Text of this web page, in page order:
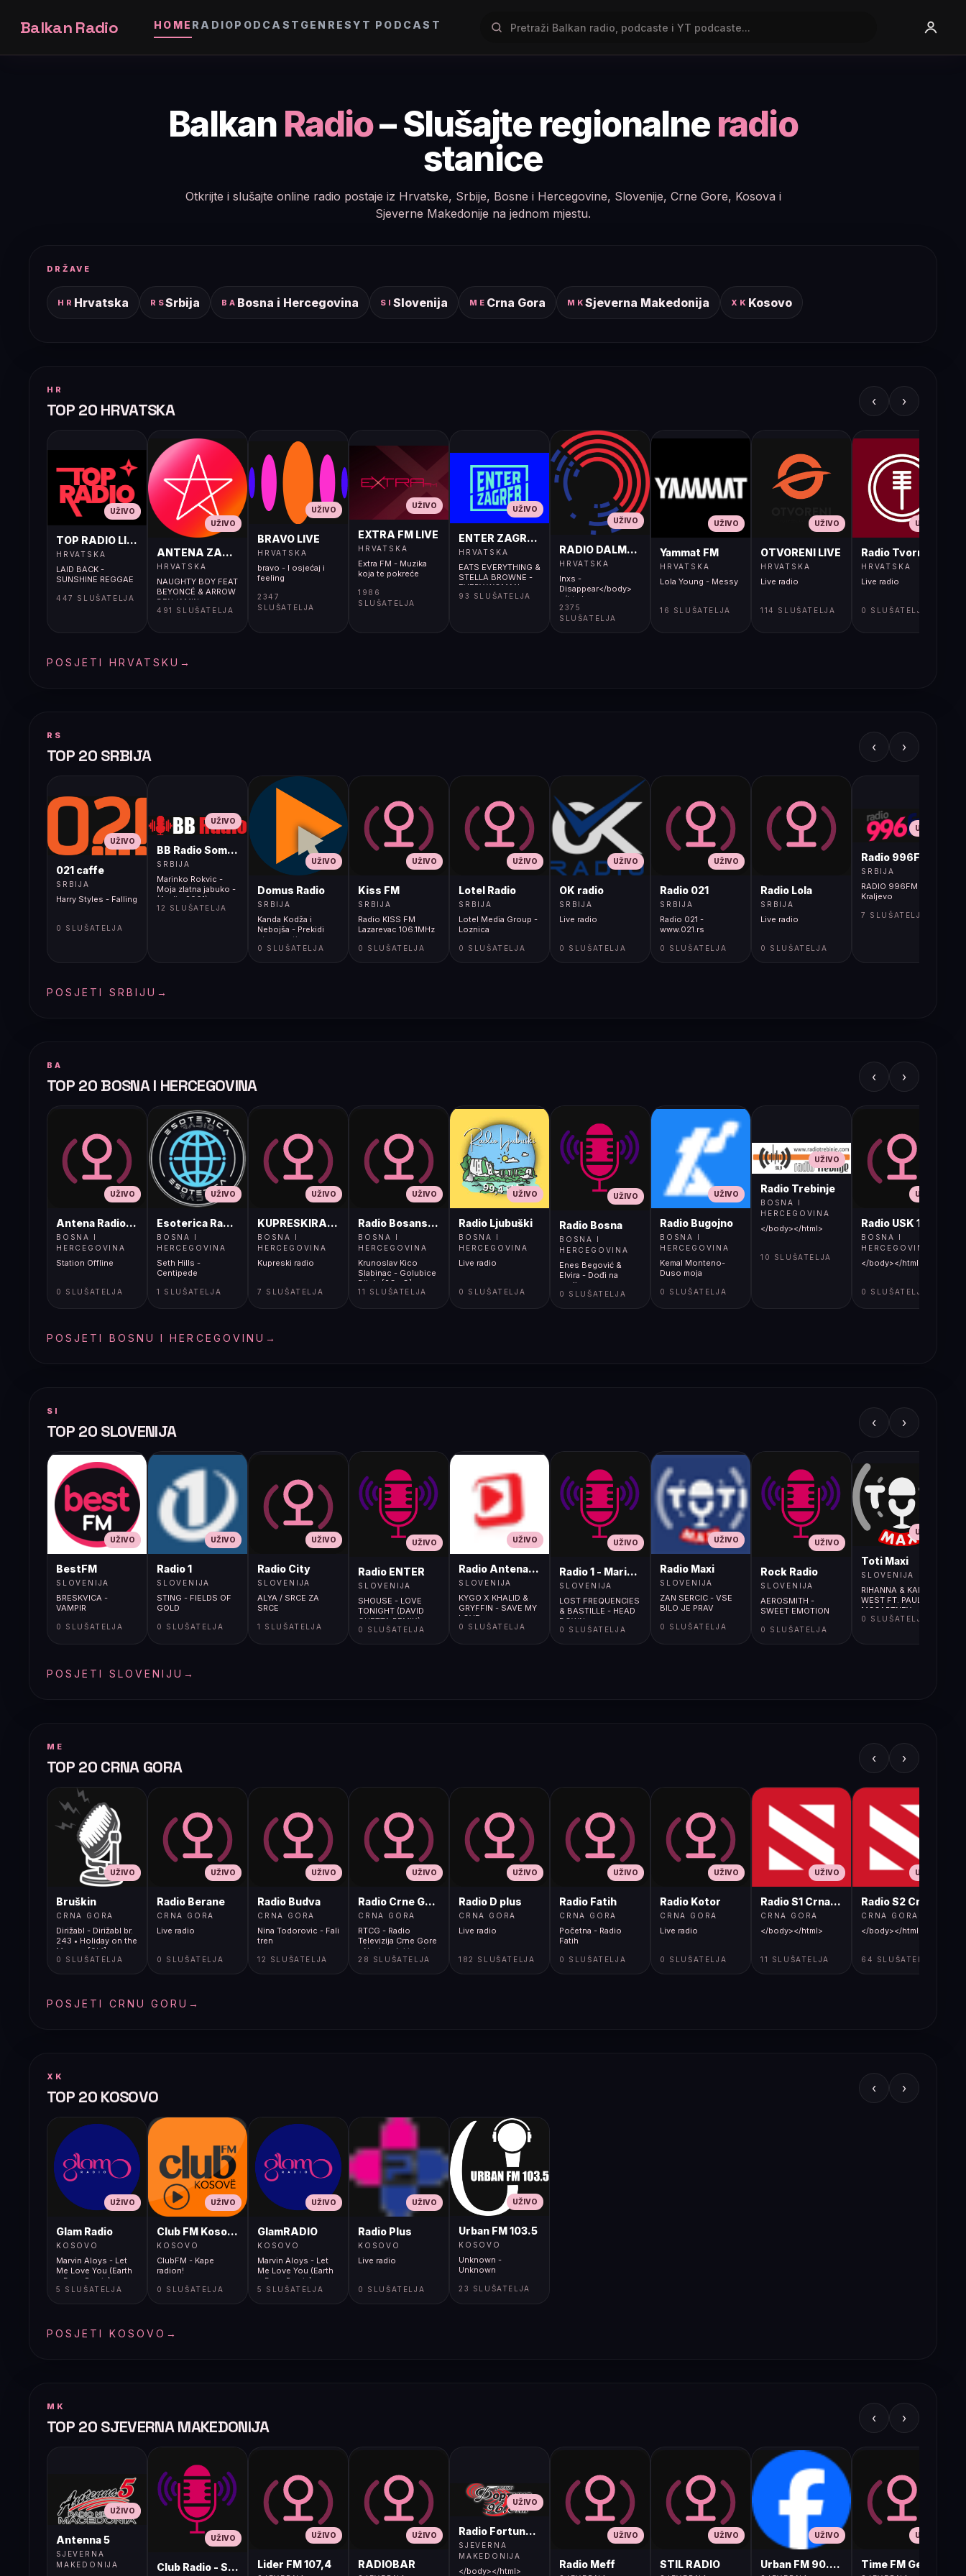
Balkan Radio HOME RADIOPODCAST GENRESYT PODCAST
Balkan Radio– Slušajte regionalne radio
stanice
Otkrijte i slušajte online radio postaje iz Hrvatske, Srbije, Bosne i Hercegovine, Slovenije, Crne Gore, Kosova i
Sjeverne Makedonije na jednom mjestu.
DRŽAVE
HR Hrvatska RSSrbija BA Bosna i Hercegovina SI Slovenija ME Crna Gora MKSjeverna Makedonija XK Kosovo
HR
TOP 20 HRVATSKA ‹ ›
UŽIVO
TOP RADIO LIVE
HRVATSKA
LAID BACK -
SUNSHINE REGGAE
447 SLUŠATELJA
UŽIVO
ANTENA ZAGREB LIVE
HRVATSKA
NAUGHTY BOY FEAT
BEYONCÉ & ARROW
BENJAMIN -
RUNNIN’ (LOSE IT
491 SLUŠATELJA
UŽIVO
BRAVO LIVE
HRVATSKA
bravo - I osjećaj i
feeling
2347
SLUŠATELJA
UŽIVO
EXTRA FM LIVE
HRVATSKA
Extra FM - Muzika
koja te pokreće
1986
SLUŠATELJA
UŽIVO
ENTER ZAGREB LIVE
HRVATSKA
EATS EVERYTHING &
STELLA BROWNE -
EVERY WOMAN
NEEDS LOVE
93 SLUŠATELJA
UŽIVO
RADIO DALMACIJA LIVE
HRVATSKA
Inxs -
Disappear</body>
</html>
2375
SLUŠATELJA
UŽIVO
Yammat FM
HRVATSKA
Lola Young - Messy
16 SLUŠATELJA
UŽIVO
OTVORENI LIVE
HRVATSKA
Live radio
114 SLUŠATELJA
UŽIVO
Radio Tvornica
HRVATSKA
Live radio
0 SLUŠATELJA
POSJETI HRVATSKU →
RS
TOP 20 SRBIJA ‹ ›
UŽIVO
021 caffe
SRBIJA
Harry Styles - Falling
0 SLUŠATELJA
UŽIVO
BB Radio Sombor
SRBIJA
Marinko Rokvic -
Moja zlatna jabuko -
(Audio 2001)
12 SLUŠATELJA
UŽIVO
Domus Radio
SRBIJA
Kanda Kodža i
Nebojša - Prekidi
stvarnosti
0 SLUŠATELJA
UŽIVO
Kiss FM
SRBIJA
Radio KISS FM
Lazarevac 106.1MHz
0 SLUŠATELJA
UŽIVO
Lotel Radio
SRBIJA
Lotel Media Group -
Loznica
0 SLUŠATELJA
UŽIVO
OK radio
SRBIJA
Live radio
0 SLUŠATELJA
UŽIVO
Radio 021
SRBIJA
Radio 021 -
www.021.rs
0 SLUŠATELJA
Radio Lola
SRBIJA
Live radio
0 SLUŠATELJA
UŽIVO
Radio 996FM
SRBIJA
RADIO 996FM -
Kraljevo
7 SLUŠATELJA
POSJETI SRBIJU →
BA
TOP 20 BOSNA I HERCEGOVINA ‹ ›
UŽIVO
Antena Radio, Jelah Tešanj
BOSNA I
HERCEGOVINA
Station Offline
0 SLUŠATELJA
UŽIVO
Esoterica Radio S1
BOSNA I
HERCEGOVINA
Seth Hills -
Centipede
1 SLUŠATELJA
UŽIVO
KUPRESKIRADIO
BOSNA I
HERCEGOVINA
Kupreski radio
7 SLUŠATELJA
UŽIVO
Radio Bosanski Brod
BOSNA I
HERCEGOVINA
Krunoslav Kico
Slabinac - Golubice
Bijela [2OwG]
</body></html>
11 SLUŠATELJA
UŽIVO
Radio Ljubuški
BOSNA I
HERCEGOVINA
Live radio
0 SLUŠATELJA
UŽIVO
Radio Bosna
BOSNA I
HERCEGOVINA
Enes Begović &
Elvira - Dođi na
godinu
0 SLUŠATELJA
UŽIVO
Radio Bugojno
BOSNA I
HERCEGOVINA
Kemal Monteno-
Duso moja
0 SLUŠATELJA
UŽIVO
Radio Trebinje
BOSNA I
HERCEGOVINA
</body></html>
10 SLUŠATELJA
UŽIVO
Radio USK 1
BOSNA I
HERCEGOVINA
</body></html>
0 SLUŠATELJA
POSJETI BOSNU I HERCEGOVINU →
SI
TOP 20 SLOVENIJA ‹ ›
UŽIVO
BestFM
SLOVENIJA
BRESKVICA -
VAMPIR
0 SLUŠATELJA
UŽIVO
Radio 1
SLOVENIJA
STING - FIELDS OF
GOLD
0 SLUŠATELJA
UŽIVO
Radio City
SLOVENIJA
ALYA / SRCE ZA
SRCE
1 SLUŠATELJA
UŽIVO
Radio ENTER
SLOVENIJA
SHOUSE - LOVE
TONIGHT (DAVID
GUETTA REMIX)
0 SLUŠATELJA
UŽIVO
Radio Antena (105.2MHz)
SLOVENIJA
KYGO X KHALID &
GRYFFIN - SAVE MY
LOVE
0 SLUŠATELJA
UŽIVO
Radio 1 - Maribor (107.9MHz)
SLOVENIJA
LOST FREQUENCIES
& BASTILLE - HEAD
DOWN
0 SLUŠATELJA
UŽIVO
Radio Maxi
SLOVENIJA
ZAN SERCIC - VSE
BILO JE PRAV
0 SLUŠATELJA
UŽIVO
Rock Radio
SLOVENIJA
AEROSMITH -
SWEET EMOTION
0 SLUŠATELJA
UŽIVO
Toti Maxi
SLOVENIJA
RIHANNA & KANYE
WEST FT. PAUL
MCCARTNEY -
FOURFIVESECONDS
0 SLUŠATELJA
POSJETI SLOVENIJU →
ME
TOP 20 CRNA GORA ‹ ›
UŽIVO
Bruškin
CRNA GORA
Dirižabl - Dirižabl br.
243 • Holiday on the
Moon • [9kf]
0 SLUŠATELJA
UŽIVO
Radio Berane
CRNA GORA
Live radio
0 SLUŠATELJA
UŽIVO
Radio Budva
CRNA GORA
Nina Todorovic - Fali
tren
12 SLUŠATELJA
UŽIVO
Radio Crne Gore 1
CRNA GORA
RTCG - Radio
Televizija Crne Gore
- Nacionalni javni
servis
28 SLUŠATELJA
UŽIVO
Radio D plus
CRNA GORA
Live radio
182 SLUŠATELJA
UŽIVO
Radio Fatih
CRNA GORA
Početna - Radio
Fatih
0 SLUŠATELJA
UŽIVO
Radio Kotor
CRNA GORA
Live radio
0 SLUŠATELJA
UŽIVO
Radio S1 Crna Gora
CRNA GORA
</body></html>
11 SLUŠATELJA
UŽIVO
Radio S2 Crna Gora
CRNA GORA
</body></html>
64 SLUŠATELJA
POSJETI CRNU GORU →
XK
TOP 20 KOSOVO ‹ ›
UŽIVO
Glam Radio
KOSOVO
Marvin Aloys - Let
Me Love You (Earth
n Days Remix)
5 SLUŠATELJA
UŽIVO
Club FM Kosovë
KOSOVO
ClubFM - Kape
radion!
0 SLUŠATELJA
UŽIVO
GlamRADIO
KOSOVO
Marvin Aloys - Let
Me Love You (Earth
n Days Remix)
5 SLUŠATELJA
UŽIVO
Radio Plus
KOSOVO
Live radio
0 SLUŠATELJA
UŽIVO
Urban FM 103.5
KOSOVO
Unknown -
Unknown
23 SLUŠATELJA
POSJETI KOSOVO →
MK
TOP 20 SJEVERNA MAKEDONIJA ‹ ›
UŽIVO
Antenna 5
SJEVERNA
MAKEDONIJA
UŽIVO
Club Radio - Skopje, Mcedonia
UŽIVO
Lider FM 107,4
UŽIVO
RADIOBAR
UŽIVO
Radio Fortuna 96.8 FM
SJEVERNA
MAKEDONIJA
</body></html>
UŽIVO
Radio Meff
UŽIVO
STIL RADIO
UŽIVO
Urban FM 90.8 Skopje
UŽIVO
Time FM Gevgelija